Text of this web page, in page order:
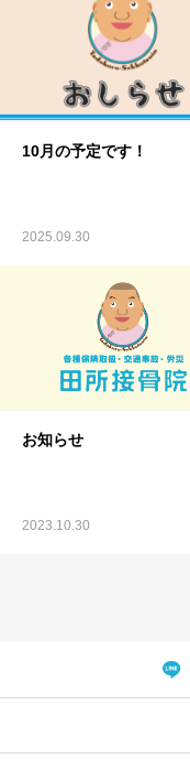
10月の予定です！
2025.09.30
お知らせ
2023.10.30